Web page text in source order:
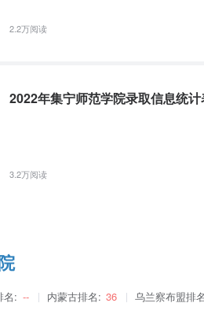
享受国家对中职生的补助政
年1500
课程考核合格者，由集宁
续本科学业，修完本科教
教练员、体育教师、社会
2.2万阅读
2022年集宁师范学院录取信息统计
3.2万阅读
名: -- 内蒙古排名: 36 乌兰察布盟排